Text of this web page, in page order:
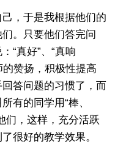
，于是我根据他们的
。只要他们答完问
“真好”、“真响
的赞扬，积极性提高
答问题的习惯了，而
有的同学用“棒、
们，这样，充分活跃
很好的教学效果。